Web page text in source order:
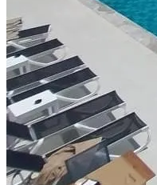
+90 266 606 01 85